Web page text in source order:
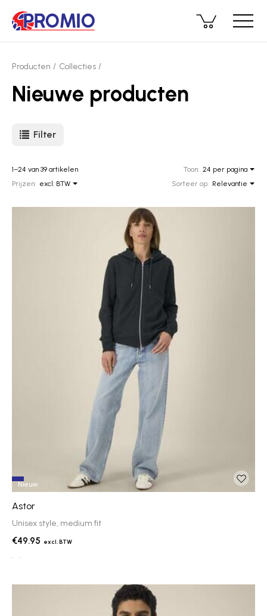
Producten Collecties
Nieuwe producten
Filter
1–24 van 39 artikelen Toon: 24 per pagina
Prijzen: excl. BTW Sorteer op: Relevantie
Nieuw
Astor
Unisex style, medium fit
€49.95